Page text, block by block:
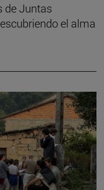
de Juntas
el alma